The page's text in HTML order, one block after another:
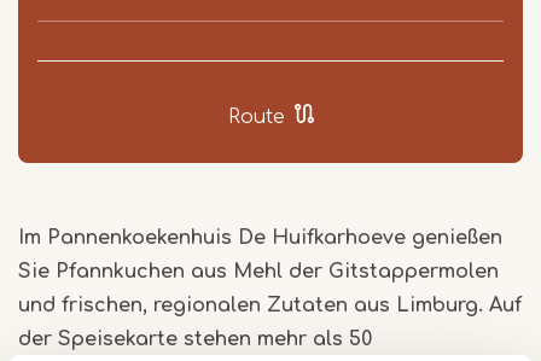
Route
Im Pannenkoekenhuis De Huifkarhoeve genießen
Sie Pfannkuchen aus Mehl der Gitstappermolen
und frischen, regionalen Zutaten aus Limburg. Auf
der Speisekarte stehen mehr als 50